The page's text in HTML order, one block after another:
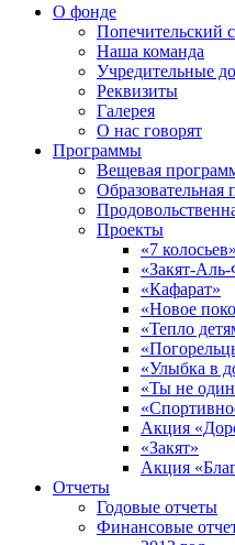
О фонде
Попечительский
Наша команда
Учредительные
Реквизиты
Галерея
О нас говорят
Программы
Вещевая
Образовательная
Проекты
«7 колосьев»
«Закят-
«Кафарат»
«Новое
«Тепло
«Улыбка в
«Ты не
Акция
«Закят»
Акция
Отчеты
Годовые отчеты
Финансовые